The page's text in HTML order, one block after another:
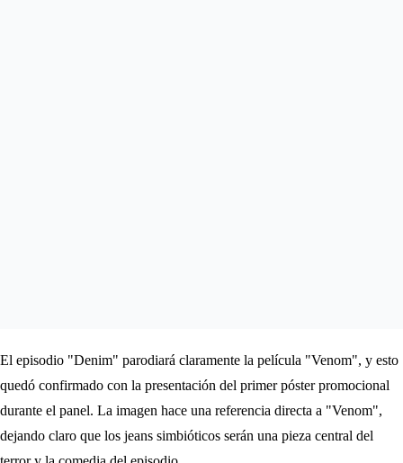
El episodio "Denim" parodiará claramente la película "Venom", y esto
quedó confirmado con la presentación del primer póster promocional
durante el panel. La imagen hace una referencia directa a "Venom",
dejando claro que los jeans simbióticos serán una pieza central del